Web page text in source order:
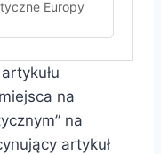
Europy
na
na
artykuł